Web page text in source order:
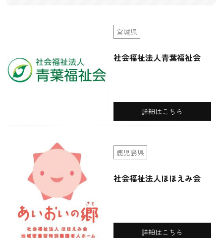
宮城県
社会福祉法人青葉福祉会
詳細はこちら
鹿児島県
社会福祉法人ほほえみ会
詳細はこちら